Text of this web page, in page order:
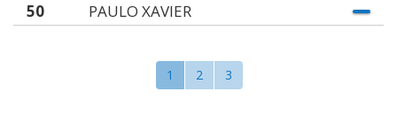
50
PAULO XAVIER
1 2 3